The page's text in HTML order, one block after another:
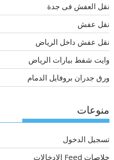
نقل العفش فى جدة
نقل عفش
نقل عفش داخل الرياض
وايت شفط بيارات الرياض
ورق جدران بروفايل الدمام
منوعات
تسجيل الدخول
خلاصات Feed الإدخالات